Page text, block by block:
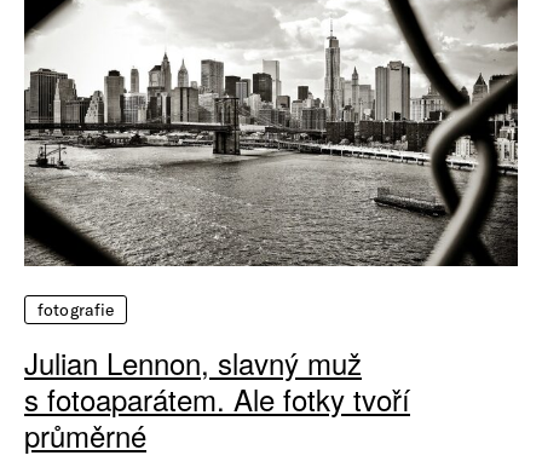
fotografie
Julian Lennon, slavný muž
s fotoaparátem. Ale fotky tvoří
průměrné